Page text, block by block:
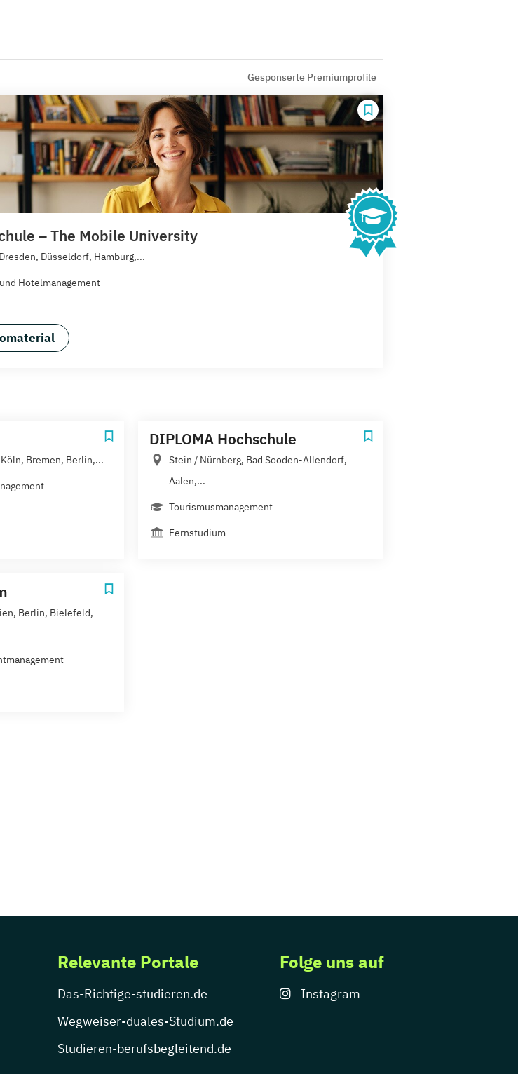
Gesponserte Premiumprofile
– The Mobile University
Düsseldorf, Hamburg,...
Hotelmanagement
Bremen, Berlin,...
DIPLOMA Hochschule
Stein / Nürnberg, Bad Sooden-Allendorf,
Aalen,...
Tourismusmanagement
Fernstudium
Berlin, Bielefeld,
Relevante Portale
Das-Richtige-studieren.de
Wegweiser-duales-Studium.de
Studieren-berufsbegleitend.de
Folge uns auf
Instagram